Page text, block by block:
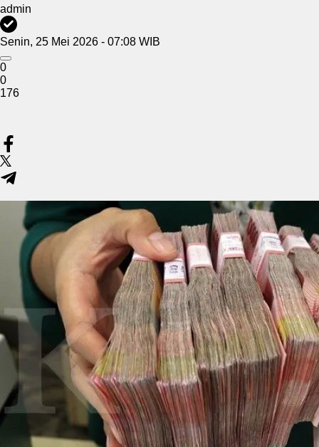
admin
Senin, 25 Mei 2026 - 07:08 WIB
0
0
176